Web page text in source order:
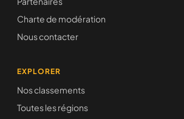
Charte de modération
Nous contacter
EXPLORER
Nos classements
Toutes les régions